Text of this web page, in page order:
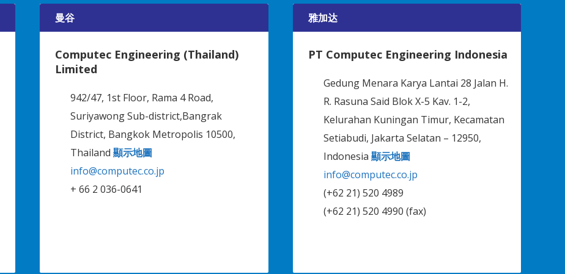
曼谷
Computec Engineering (Thailand)
Limited
942/47, 1st Floor, Rama 4 Road,
Suriyawong Sub-district,Bangrak
District, Bangkok Metropolis 10500,
Thailand顯示地圖
info@computec.co.jp
+ 66 2 036-0641
雅加达
PT Computec Engineering Indonesia
Gedung Menara Karya Lantai 28 Jalan H.
R. Rasuna Said Blok X-5 Kav. 1-2,
Kelurahan Kuningan Timur, Kecamatan
Setiabudi, Jakarta Selatan – 12950,
Indonesia 顯示地圖
info@computec.co.jp
(+62 21) 520 4989
(+62 21) 520 4990 (fax)